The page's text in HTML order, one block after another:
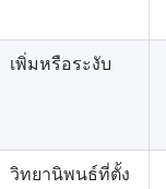
เพิ่มหรือระงับ
วิทยานิพนธ์ที่ตั้ง